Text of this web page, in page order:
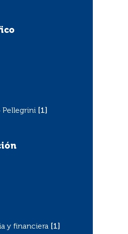
Pellegrini [1]
y financiera [1]